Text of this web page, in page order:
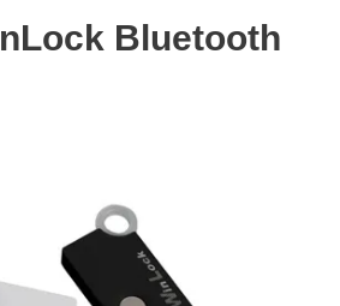
Bluetooth